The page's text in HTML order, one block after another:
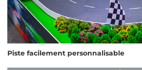
Piste facilement personnalisable